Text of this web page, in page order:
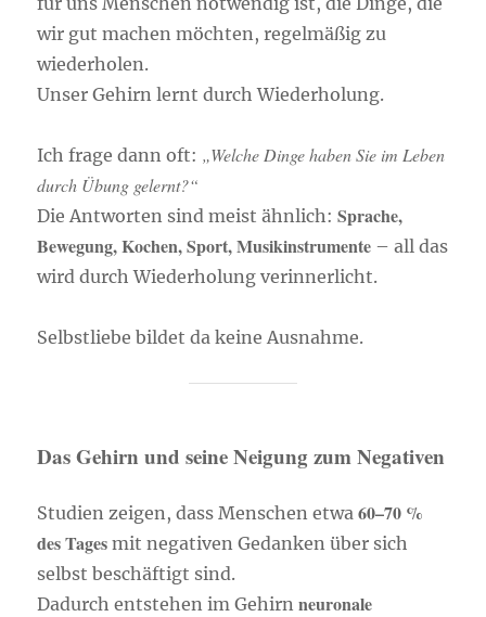
wir gut machen möchten, regelmäßig zu
wiederholen.
Unser Gehirn lernt durch Wiederholung.
Ich frage dann oft: „Welche Dinge haben Sie im Leben
durch Übung gelernt?“
Die Antworten sind meist ähnlich:Sprache,
Bewegung, Kochen, Sport, Musikinstrumente – all das
wird durch Wiederholung verinnerlicht.
Selbstliebe bildet da keine Ausnahme.
Das Gehirn und seine Neigung zum Negativen
Studien zeigen, dass Menschen etwa60–70 %
des Tages mit negativen Gedanken über sich
selbst beschäftigt sind.
Dadurch entstehen im Gehirnneuronale